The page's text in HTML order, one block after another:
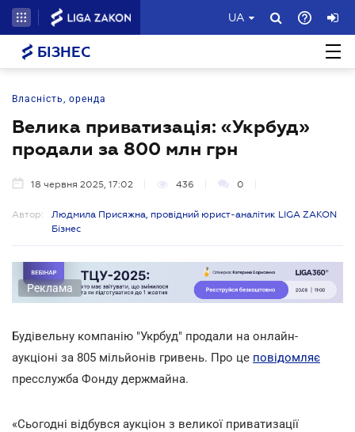
UA
БІЗНЕС
Власність, оренда
Велика приватизація: «Укрбуд»
продали за 800 млн грн
18 червня 2025, 17:02 436 0
Автор:
Людмила Присяжна, провідний юрист-аналітик LIGA ZAKON
Бізнес
Реклама
Будівельну компанію "Укрбуд" продали на онлайн-
аукціоні за 805 мільйонів гривень. Про це повідомляє
пресслужба Фонду держмайна.
«Сьогодні відбувся аукціон з великої приватизації